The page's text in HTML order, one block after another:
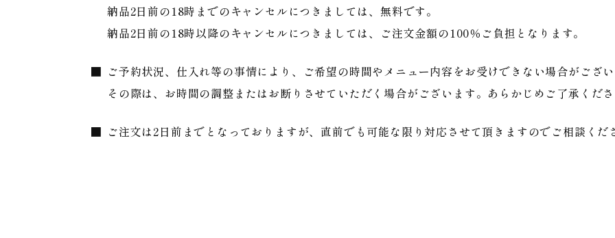
納品2日前の18時までのキャンセルにつきましては、無料です。
納品2日前の18時以降のキャンセルにつきましては、ご注文金額の100％ご負担となります。
ご予約状況、仕入れ等の事情により、ご希望の時間やメニュー内容をお受けできない場合がござ
その際は、お時間の調整またはお断りさせていただく場合がございます。あらかじめご了承くだ
ご注文は2日前までとなっておりますが、直前でも可能な限り対応させて頂きますのでご相談くだ